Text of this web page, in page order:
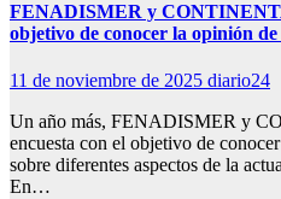
FENADISMER y
objetivo de conocer la opinión
11 de noviembre de 2025 diario24
Un año más, FENADISMER y
encuesta con el objetivo de
sobre diferentes aspectos de la
En…